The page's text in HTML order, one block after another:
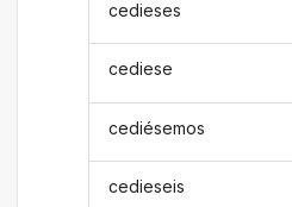
cedieses
cediese
cediésemos
cedieseis